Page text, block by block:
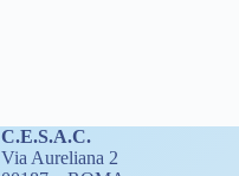
C.E.S.A.C.
Via Aureliana 2